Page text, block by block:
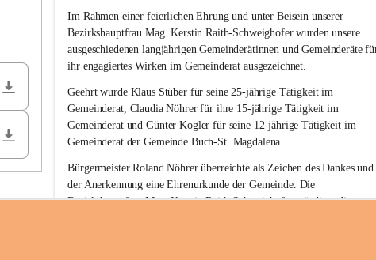
h
-
S
t
M
a
g
d
a
l
e
n
a
Im Rahmen einer feierlichen Ehrung und unter Beisein unserer
Bezirkshauptfrau Mag. Kerstin Raith-Schweighofer wurden unsere
ausgeschiedenen langjährigen Gemeinderätinnen und Gemeinderäte
ihr engagiertes Wirken im Gemeinderat ausgezeichnet.
Geehrt wurde Klaus Stüber für seine 25-jährige Tätigkeit im
Gemeinderat, Claudia Nöhrer für ihre 15-jährige Tätigkeit im
Gemeinderat und Günter Kogler für seine 12-jährige Tätigkeit im
Gemeinderat der Gemeinde Buch-St. Magdalena.
Bürgermeister Roland Nöhrer überreichte als Zeichen des Dankes und
der Anerkennung eine Ehrenurkunde der Gemeinde. Die
Bezirkshauptfrau Mag. Kerstin Raith-Schweighofer würdigte die